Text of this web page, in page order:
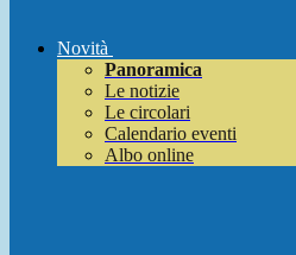
Novità
Panoramica
Le notizie
Le circolari
Calendario eventi
Albo online